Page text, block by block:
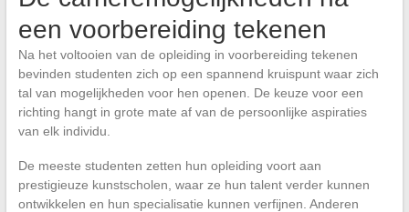
een voorbereiding tekenen
Na het voltooien van de opleiding in voorbereiding tekenen
bevinden studenten zich op een spannend kruispunt waar zich
tal van mogelijkheden voor hen openen. De keuze voor een
richting hangt in grote mate af van de persoonlijke aspiraties
van elk individu.
De meeste studenten zetten hun opleiding voort aan
prestigieuze kunstscholen, waar ze hun talent verder kunnen
ontwikkelen en hun specialisatie kunnen verfijnen. Anderen